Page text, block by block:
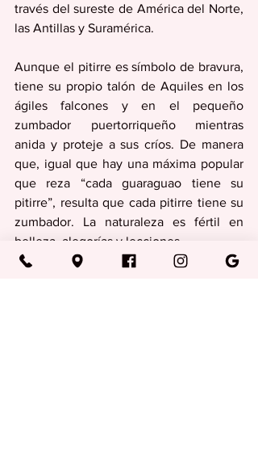
través del sureste de América del Norte,
las Antillas y Suramérica.
Aunque el pitirre es símbolo de bravura,
tiene su propio talón de Aquiles en los
ágiles falcones y en el pequeño
zumbador puertorriqueño mientras
anida y proteje a sus críos. De manera
que, igual que hay una máxima popular
que reza “cada guaraguao tiene su
pitirre”, resulta que cada pitirre tiene su
zumbador. La naturaleza es fértil en
belleza, alegorías y lecciones.
Columnas